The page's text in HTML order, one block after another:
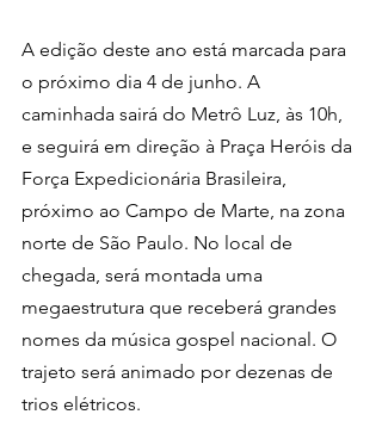
A edição deste ano está marcada para
o próximo dia 4 de junho. A
caminhada sairá do Metrô Luz, às 10h,
e seguirá em direção à Praça Heróis da
Força Expedicionária Brasileira,
próximo ao Campo de Marte, na zona
norte de São Paulo. No local de
chegada, será montada uma
megaestrutura que receberá grandes
nomes da música gospel nacional. O
trajeto será animado por dezenas de
trios elétricos.